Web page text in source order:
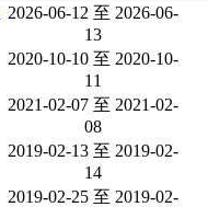
2026-06-12 至 2026-06-
13
2020-10-10 至 2020-10-
11
2021-02-07 至 2021-02-
08
2019-02-13 至 2019-02-
14
2019-02-25 至 2019-02-